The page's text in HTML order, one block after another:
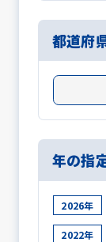
都道府
年の指
2026年
2022年